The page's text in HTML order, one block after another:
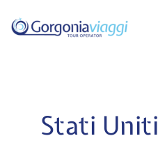
contenuto
Stati Uniti